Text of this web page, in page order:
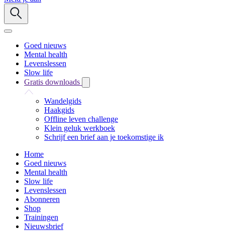
Goed nieuws
Mental health
Levenslessen
Slow life
Gratis downloads
Wandelgids
Haakgids
Offline leven challenge
Klein geluk werkboek
Schrijf een brief aan je toekomstige ik
Home
Goed nieuws
Mental health
Slow life
Levenslessen
Abonneren
Shop
Trainingen
Nieuwsbrief